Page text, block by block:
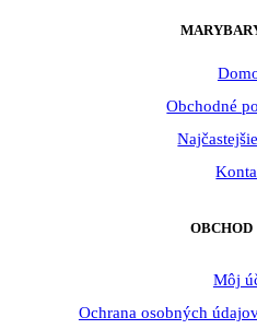
Obchodné
OBCHOD
Môj
Ochrana osobných